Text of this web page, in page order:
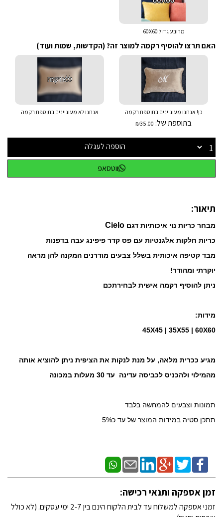
מרובע גדול 60X60
האם תרצו להוסיף רקמה למוצר זה? (הקדשות, שמות ועוד)
כן! אנחנו מעוניינים בתוספת רקמה
בתוספת של: ₪35.00
אנחנו לא מעוניינים בתוספת רקמה
הוספה לעגלה
ווטסאפ
תיאור:
מבחר כריות נוי איכותיות דגם Cielo
כריות חלקות אלגנטיות עם פס קדר פיפינג עבה בדפנות
מבד קטיפה איכותית בשלל צבעים מודרנים המקנה להן מראה
יוקרתי ומהודר!
ניתן להוסיף רקמה אישית לבחירתכם
מידות:
45X45 | 35X55 | 60X60
מגיע ככרית מלאה, על מנת לנקות את הציפית ניתן להוציא אותה
מהמילוי ולהכניס לכביסה עדינה עד 30 מעלות במכונה
תמונות וצבעים להמחשה בלבד
תתכן סטיה במידות המוצר של עד כ5%
זמן אספקה ותנאי רכישה:
זמני אספקה למשלוח עד לבית הלקוח הינם בין 2-7 ימי עסקים. (לא כולל